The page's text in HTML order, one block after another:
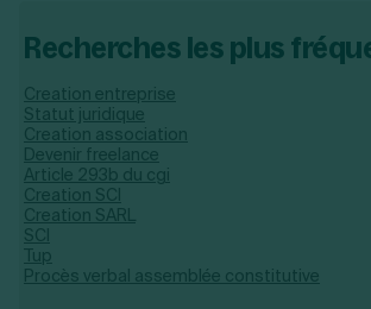
Recherches les plus
Creation entreprise
Statut juridique
Creation association
Devenir freelance
Article 293b du cgi
Creation SCI
Creation SARL
SCI
Tup
Procès verbal assemblée constitutive